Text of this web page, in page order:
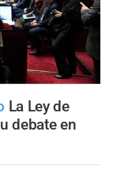
La Ley de
debate en